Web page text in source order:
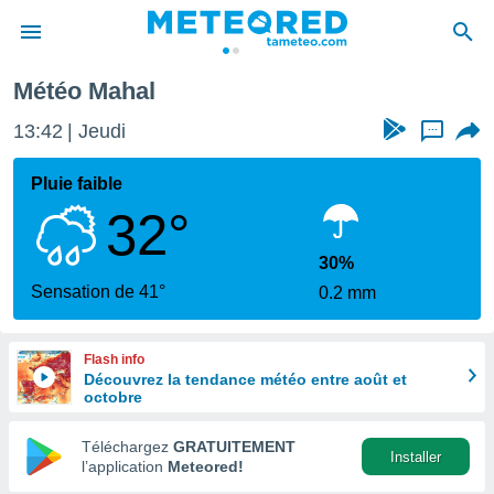
de
par
en
Météo Mahal
13:42 Jeudi ...
Pluie faible
32°
Sensation de 41°
30%
0.2 mm
Flash info
Découvrez la tendance météo entre août et
octobre
Téléchargez GRATUITEMENT
l’application Meteored!
Installer